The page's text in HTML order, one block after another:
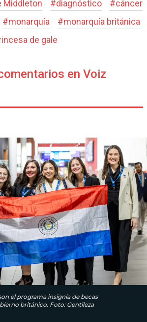
Middleton #diagnóstico #cáncer
#monarquía #monarquía británica
de gale
en Voiz
el programa insignia de becas
británico. Foto: Gentileza